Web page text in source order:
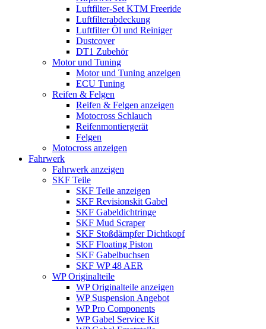
Luftfilter-Set KTM Freeride
Luftfilterabdeckung
Luftfilter Öl und Reiniger
Dustcover
DT1 Zubehör
Motor und Tuning
Motor und Tuning anzeigen
ECU Tuning
Reifen & Felgen
Reifen & Felgen anzeigen
Motocross Schlauch
Reifenmontiergerät
Felgen
Motocross anzeigen
Fahrwerk
Fahrwerk anzeigen
SKF Teile
SKF Teile anzeigen
SKF Revisionskit Gabel
SKF Gabeldichtringe
SKF Mud Scraper
SKF Stoßdämpfer Dichtkopf
SKF Floating Piston
SKF Gabelbuchsen
SKF WP 48 AER
WP Originalteile
WP Originalteile anzeigen
WP Suspension Angebot
WP Pro Components
WP Gabel Service Kit